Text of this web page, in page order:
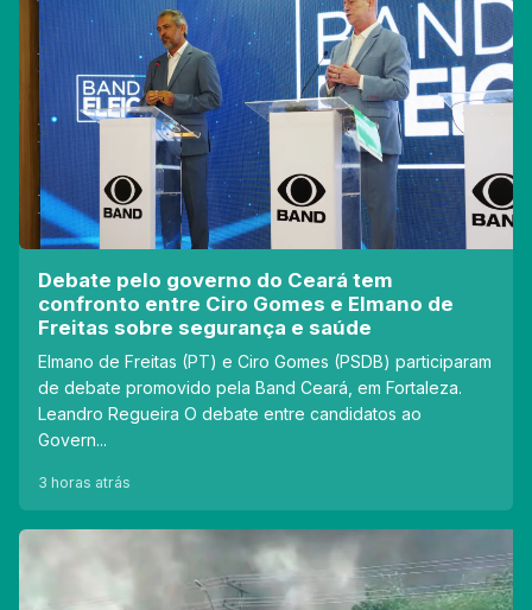
Debate pelo governo do Ceará tem
confronto entre Ciro Gomes e Elmano de
Freitas sobre segurança e saúde
Elmano de Freitas (PT) e Ciro Gomes (PSDB) participaram
de debate promovido pela Band Ceará, em Fortaleza.
Leandro Regueira O debate entre candidatos ao
Govern...
3 horas atrás